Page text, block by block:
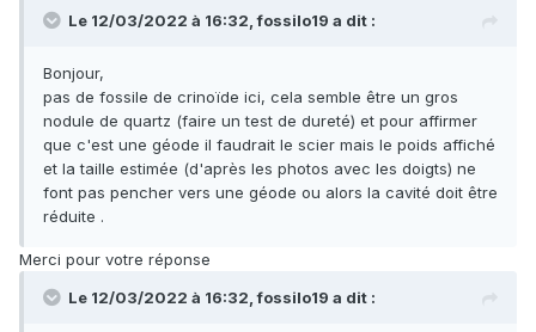
Le 12/03/2022 à 16:32,fossilo19 a dit :
Bonjour,
pas de fossile de crinoïde ici, cela semble être un gros
nodule de quartz (faire un test de dureté) et pour affirmer
que c'est une géode il faudrait le scier mais le poids affiché
et la taille estimée (d'après les photos avec les doigts) ne
font pas pencher vers une géode ou alors la cavité doit être
réduite .
Merci pour votre réponse
Le 12/03/2022 à 16:32,fossilo19 a dit :